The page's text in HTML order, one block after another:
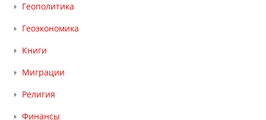
Геополитика
Геоэкономика
Книги
Миграции
Религия
Финансы